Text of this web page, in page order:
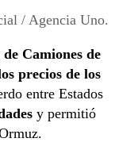
/ Agencia Uno.
Camiones de
precios de los
entre Estados
y permitió